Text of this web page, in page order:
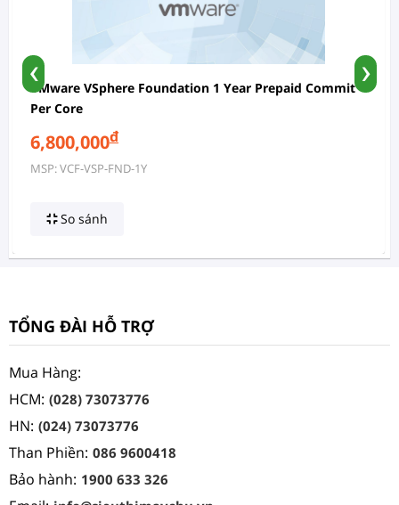
VMware VSphere Foundation 1 Year Prepaid Commit
Per Core
6,800,000đ
MSP: VCF-VSP-FND-1Y
So sánh
‹ ›
TỔNG ĐÀI HỖ TRỢ
Mua Hàng:
HCM: (028) 73073776
HN: (024) 73073776
Than Phiền: 086 9600418
Bảo hành: 1900 633 326